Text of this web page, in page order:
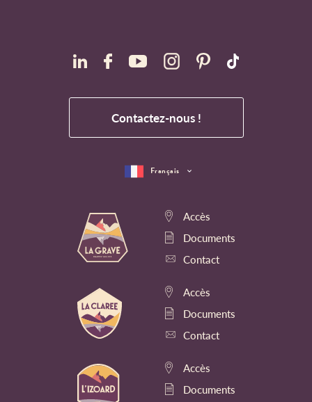
Contactez-nous !
Accès
Documents
Contact
Accès
Documents
Contact
Accès
Documents
Français